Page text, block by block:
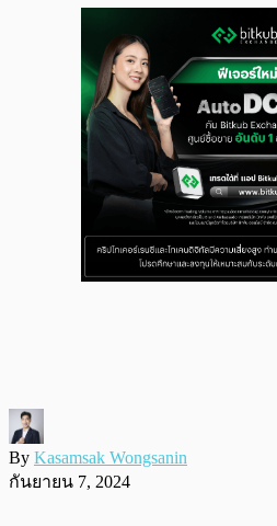
By Kasamsak Wongsanin
กันยายน 7, 2024